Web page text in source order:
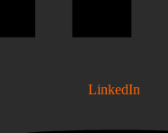
LinkedIn